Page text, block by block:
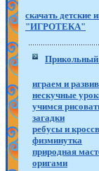
скачать детские
"ИГРОТЕКА"
Прикольный
играем и
нескучные
учимся
загадки
ребусы и
физминутка
природная
оригами